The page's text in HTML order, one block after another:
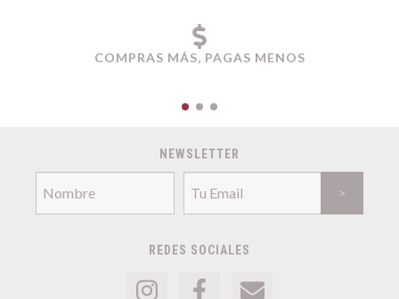
COMPRAS MÁS, PAGAS MENOS
NEWSLETTER
REDES SOCIALES